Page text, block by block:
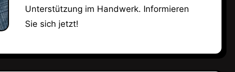
Unterstützung im Handwerk. Informieren
Sie sich jetzt!